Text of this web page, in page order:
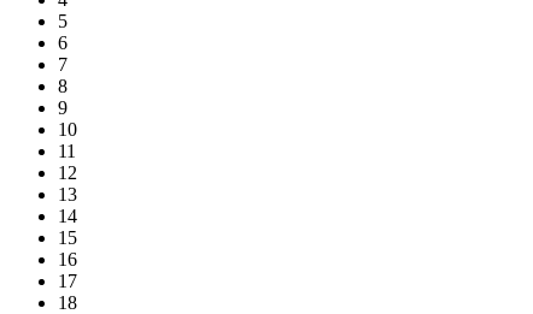
5
6
7
8
9
10
11
12
13
14
15
16
17
18